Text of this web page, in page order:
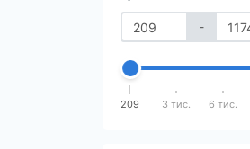
-
209 3 тис. 6 тис.